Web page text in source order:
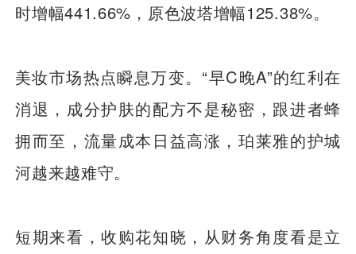
时增幅441.66%，原色波塔增幅125.38%。
美妆市场热点瞬息万变。“早C晚A”的红利在
消退，成分护肤的配方不是秘密，跟进者蜂
拥而至，流量成本日益高涨，珀莱雅的护城
河越来越难守。
短期来看，收购花知晓，从财务角度看是立